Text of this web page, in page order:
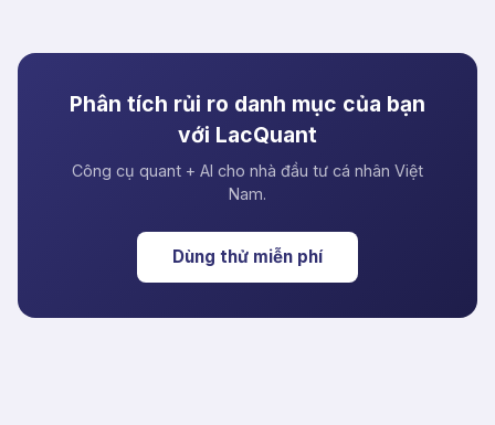
Phân tích rủi ro danh mục của bạn
với LacQuant
Công cụ quant + AI cho nhà đầu tư cá nhân Việt
Nam.
Dùng thử miễn phí